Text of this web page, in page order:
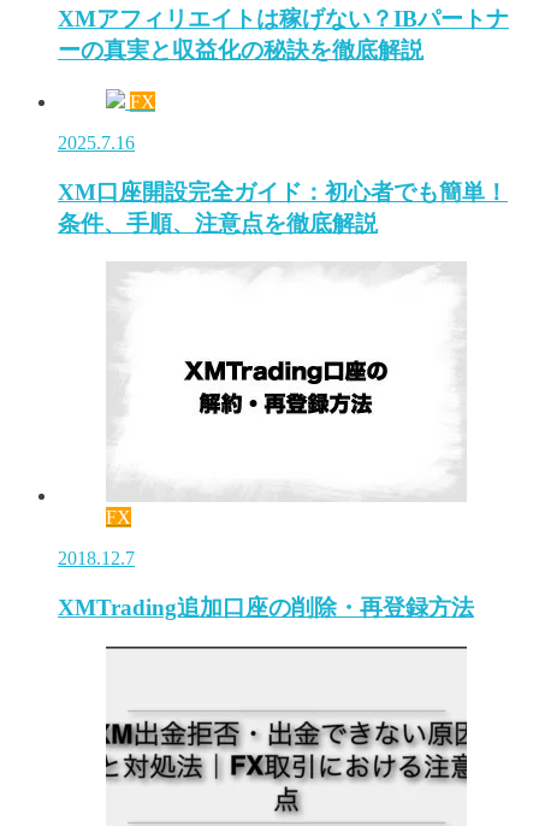
XMアフィリエイトは稼げない？IBパートナ
ーの真実と収益化の秘訣を徹底解説
FX
2025.7.16
XM口座開設完全ガイド：初心者でも簡単！
条件、手順、注意点を徹底解説
FX
2018.12.7
XMTrading追加口座の削除・再登録方法